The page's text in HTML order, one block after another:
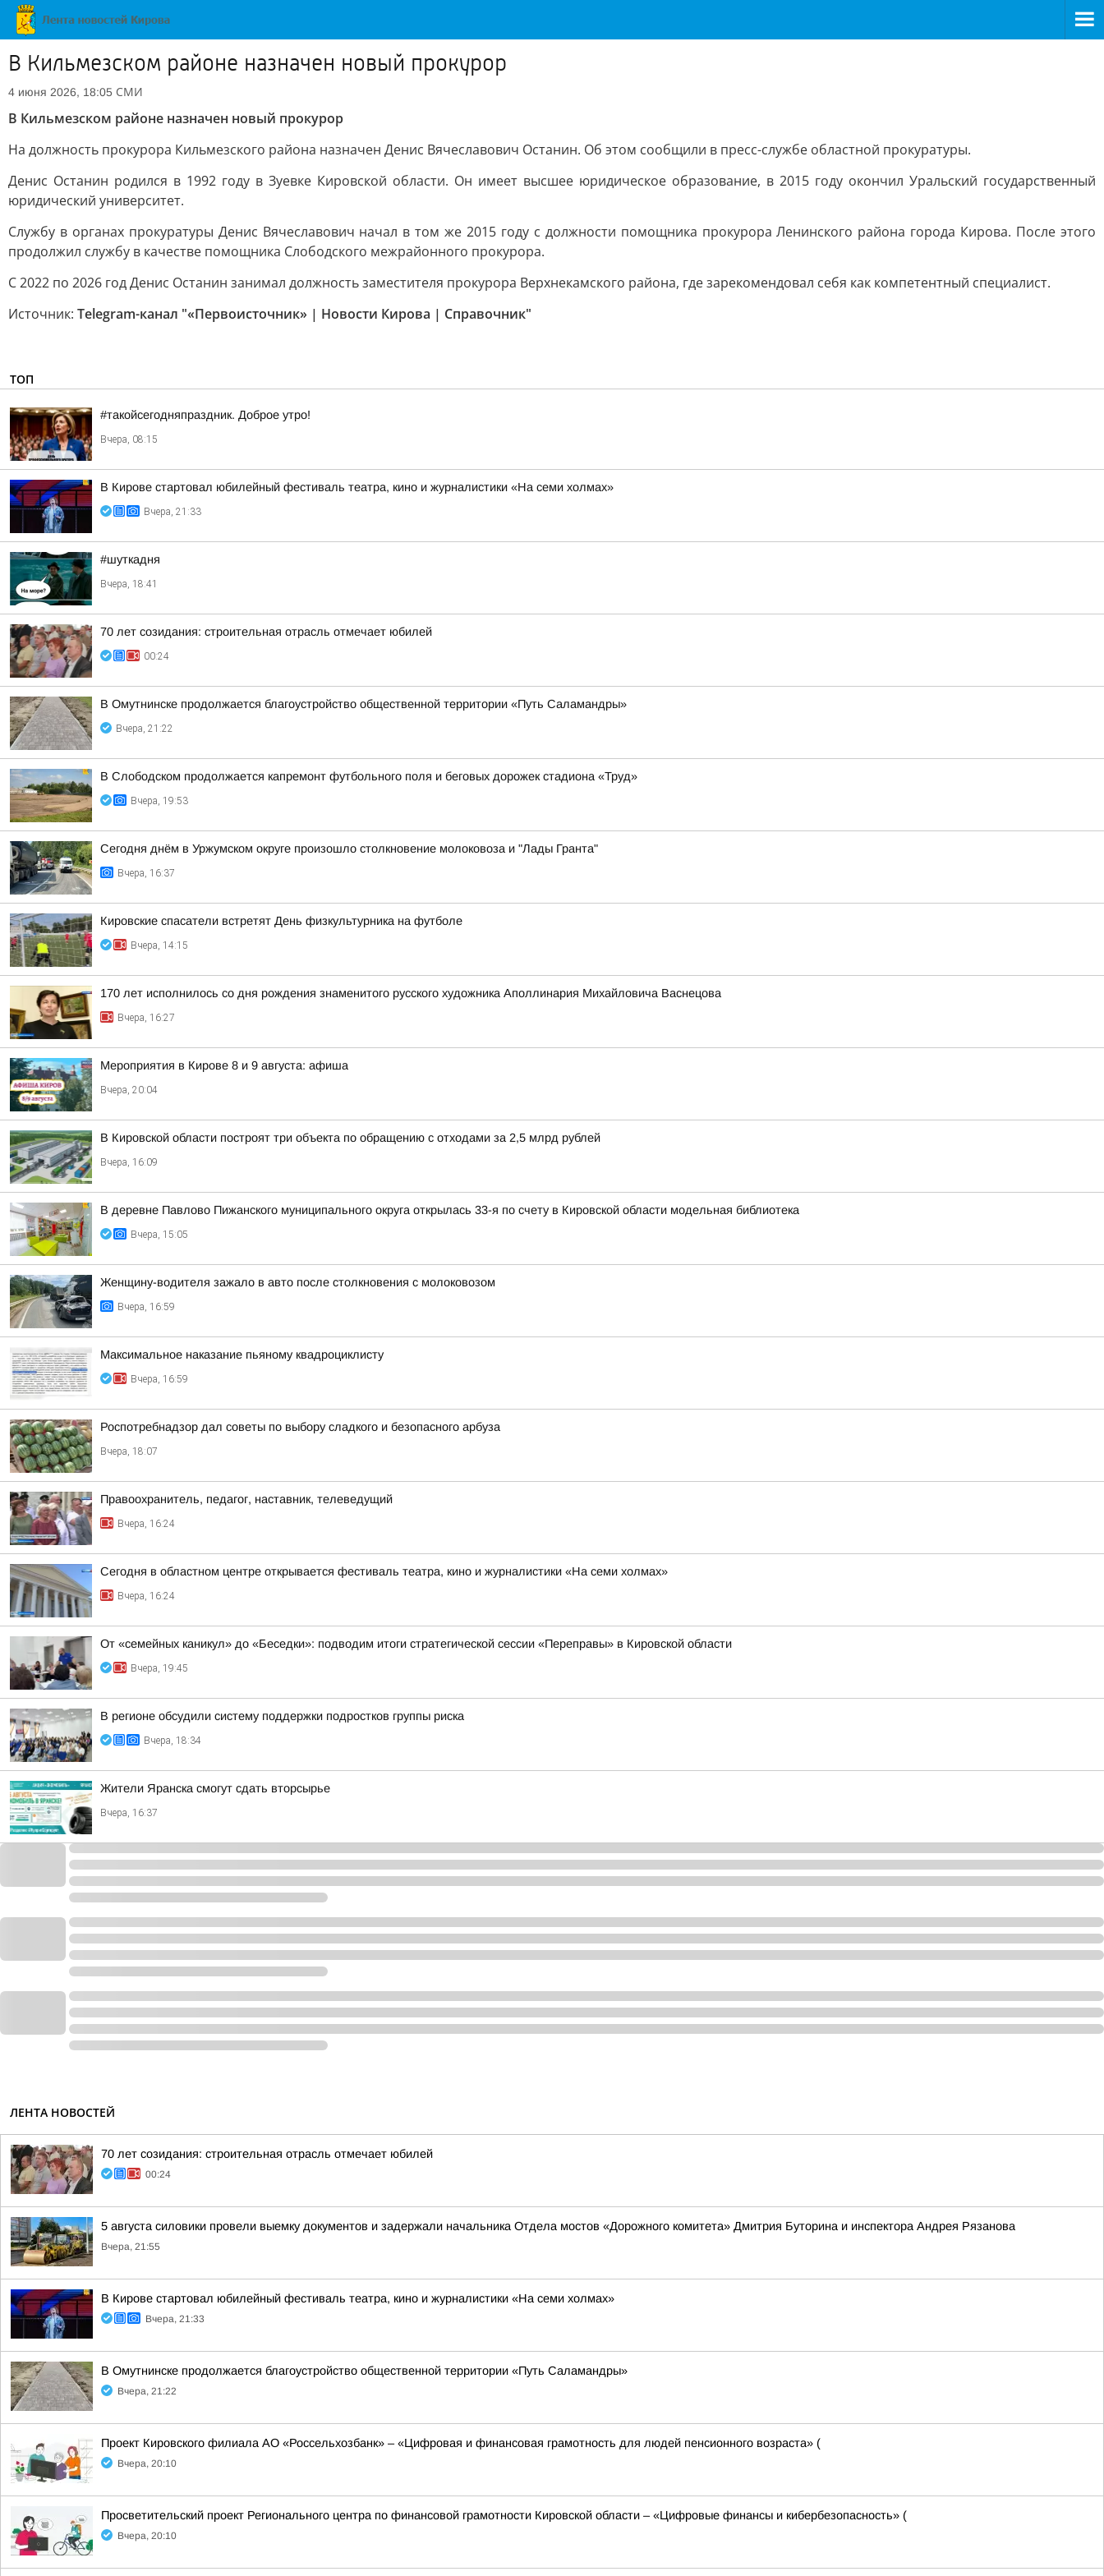
В Кильмезском районе назначен новый прокурор
4 июня 2026, 18:05 СМИ
В Кильмезском районе назначен новый прокурор
На должность прокурора Кильмезского района назначен Денис Вячеславович Останин. Об этом сообщили в пресс-службе областной прокуратуры.
Денис Останин родился в 1992 году в Зуевке Кировской области. Он имеет высшее юридическое образование, в 2015 году окончил Уральский государственный
юридический университет.
Службу в органах прокуратуры Денис Вячеславович начал в том же 2015 году с должности помощника прокурора Ленинского района города Кирова. После этого
продолжил службу в качестве помощника Слободского межрайонного прокурора.
С 2022 по 2026 год Денис Останин занимал должность заместителя прокурора Верхнекамского района, где зарекомендовал себя как компетентный специалист.
Источник: Telegram-канал "«Первоисточник» | Новости Кирова | Справочник"
ТОП
#такойсегодняпраздник. Доброе утро!
Вчера, 08:15
В Кирове стартовал юбилейный фестиваль театра, кино и журналистики «На семи холмах»
Вчера, 21:33
#шуткадня
Вчера, 18:41
70 лет созидания: строительная отрасль отмечает юбилей
00:24
В Омутнинске продолжается благоустройство общественной территории «Путь Саламандры»
Вчера, 21:22
В Слободском продолжается капремонт футбольного поля и беговых дорожек стадиона «Труд»
Вчера, 19:53
Сегодня днём в Уржумском округе произошло столкновение молоковоза и "Лады Гранта"
Вчера, 16:37
Кировские спасатели встретят День физкультурника на футболе
Вчера, 14:15
170 лет исполнилось со дня рождения знаменитого русского художника Аполлинария Михайловича Васнецова
Вчера, 16:27
Мероприятия в Кирове 8 и 9 августа: афиша
Вчера, 20:04
В Кировской области построят три объекта по обращению с отходами за 2,5 млрд рублей
Вчера, 16:09
В деревне Павлово Пижанского муниципального округа открылась 33-я по счету в Кировской области модельная библиотека
Вчера, 15:05
Женщину-водителя зажало в авто после столкновения с молоковозом
Вчера, 16:59
Максимальное наказание пьяному квадроциклисту
Вчера, 16:59
Роспотребнадзор дал советы по выбору сладкого и безопасного арбуза
Вчера, 18:07
Правоохранитель, педагог, наставник, телеведущий
Вчера, 16:24
Сегодня в областном центре открывается фестиваль театра, кино и журналистики «На семи холмах»
Вчера, 16:24
От «семейных каникул» до «Беседки»: подводим итоги стратегической сессии «Переправы» в Кировской области
Вчера, 19:45
В регионе обсудили систему поддержки подростков группы риска
Вчера, 18:34
Жители Яранска смогут сдать вторсырье
Вчера, 16:37
ЛЕНТА НОВОСТЕЙ
70 лет созидания: строительная отрасль отмечает юбилей
00:24
5 августа силовики провели выемку документов и задержали начальника Отдела мостов «Дорожного комитета» Дмитрия Буторина и инспектора Андрея Рязанова
Вчера, 21:55
В Кирове стартовал юбилейный фестиваль театра, кино и журналистики «На семи холмах»
Вчера, 21:33
В Омутнинске продолжается благоустройство общественной территории «Путь Саламандры»
Вчера, 21:22
Проект Кировского филиала АО «Россельхозбанк» – «Цифровая и финансовая грамотность для людей пенсионного возраста» (
Вчера, 20:10
Просветительский проект Регионального центра по финансовой грамотности Кировской области – «Цифровые финансы и кибербезопасность» (
Вчера, 20:10